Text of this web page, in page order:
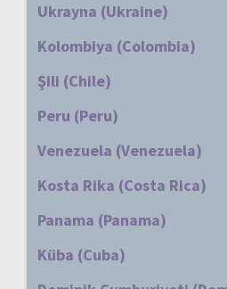
Ukrayna (Ukraine)
Kolombiya (Colombia)
Şili (Chile)
Peru (Peru)
Venezuela (Venezuela)
Kosta Rika (Costa Rica)
Panama (Panama)
Küba (Cuba)